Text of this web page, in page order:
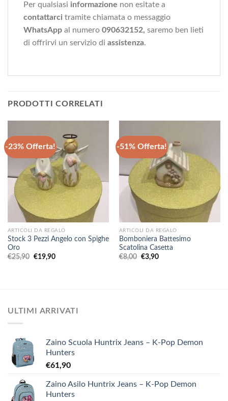
Per qualsiasi informazione non esitate a
contattarci tramite chiamata o messaggio
WhatsApp al numero 090632152, saremo ben lieti
di offrirvi un servizio di assistenza.
PRODOTTI CORRELATI
-23% Offerta!
ARTICOLI DA REGALO
Stock 3 Pezzi Angelo con Spighe
Oro
€25,90 Il
€19,90Il
-51% Offerta!
ARTICOLI DA REGALO
Bomboniera Battesimo
Scatolina Casetta
€8,00 Il
€3,90Il
ULTIMI ARRIVATI
Zaino Scuola Huntrix Jeans – K-Pop Demon
Hunters
€61,90
Zaino Asilo Huntrix Jeans – K-Pop Demon
Hunters